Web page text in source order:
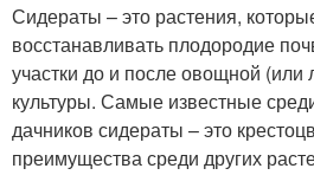
Сидераты – это растения,
восстанавливать плодородие
участки до и после овощной (или
культуры. Самые известные
дачников сидераты – это
преимущества среди других